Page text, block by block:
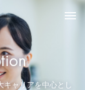
tion
キャリアを中心とし